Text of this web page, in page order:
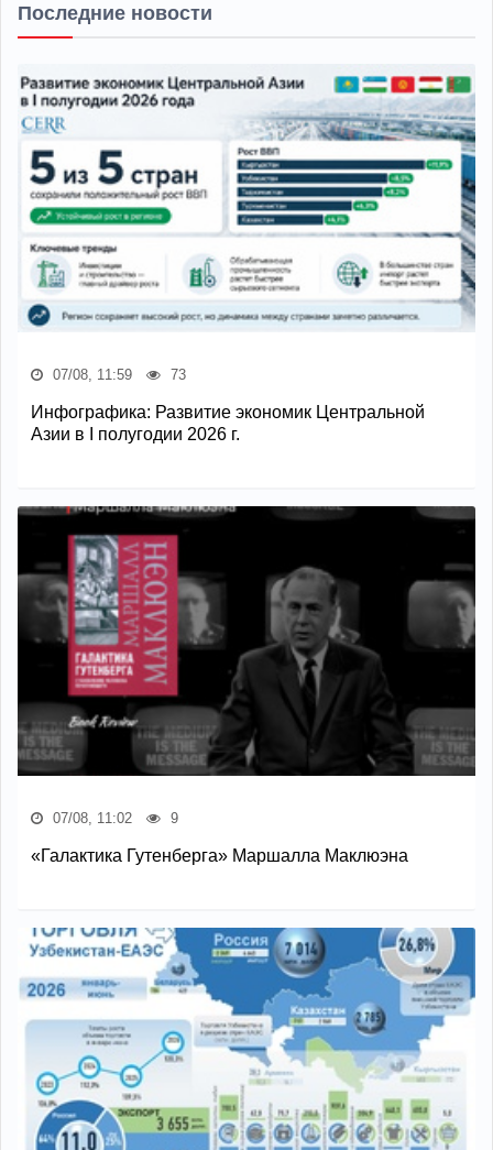
Последние новости
07/08, 11:59 73
Инфографика: Развитие экономик Центральной
Азии в I полугодии 2026 г.
07/08, 11:02 9
«Галактика Гутенберга» Маршалла Маклюэна